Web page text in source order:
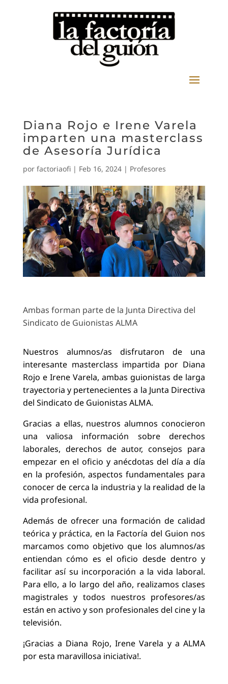
Diana Rojo e Irene Varela
imparten una masterclass
de Asesoría Jurídica
por factoriaofi| Feb 16, 2024| Profesores
Ambas forman parte de la Junta Directiva del
Sindicato de Guionistas ALMA
Nuestros alumnos/as disfrutaron de una
interesante masterclass impartida por Diana
Rojo e Irene Varela, ambas guionistas de larga
trayectoria y pertenecientes a la Junta Directiva
del Sindicato de Guionistas ALMA.
Gracias a ellas, nuestros alumnos conocieron
una valiosa información sobre derechos
laborales, derechos de autor, consejos para
empezar en el oficio y anécdotas del día a día
en la profesión, aspectos fundamentales para
conocer de cerca la industria y la realidad de la
vida profesional.
Además de ofrecer una formación de calidad
teórica y práctica, en la Factoría del Guion nos
marcamos como objetivo que los alumnos/as
entiendan cómo es el oficio desde dentro y
facilitar así su incorporación a la vida laboral.
Para ello, a lo largo del año, realizamos clases
magistrales y todos nuestros profesores/as
están en activo y son profesionales del cine y la
televisión.
¡Gracias a Diana Rojo, Irene Varela y a ALMA
por esta maravillosa iniciativa!.